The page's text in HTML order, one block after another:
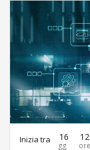
Inizia tra 16 12